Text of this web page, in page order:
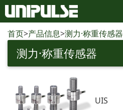
首页>产品信息>测力·称重传感器
测力·称重传感器
UIS